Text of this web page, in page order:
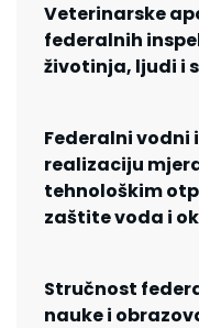
Veterinarske
federalnih
životinja, ljudi i
Federalni
realizaciju
tehnološkim
zaštite voda i
Stručnost
nauke i